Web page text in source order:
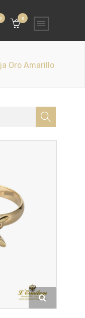
0 0
Oro Amarillo